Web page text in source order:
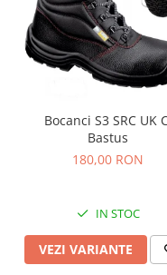
Nivele
Nivele laser
Rulete si metre
Scule electrice
Accesorii auto
Aparate de sudat si lipit
Capsatoare si pistoale
Consumabile scule
Bocanci S3 SRC UK
Bastus
180,00 RON
IN STOC
VEZI VARIANTE